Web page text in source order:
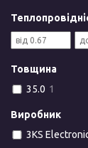
Товщина
35.0 1
Виробник
3KS